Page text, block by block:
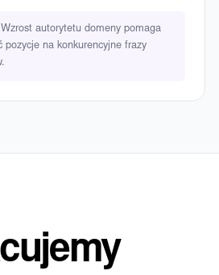
Wzrost autorytetu domeny pomaga
pozycje na konkurencyjne frazy